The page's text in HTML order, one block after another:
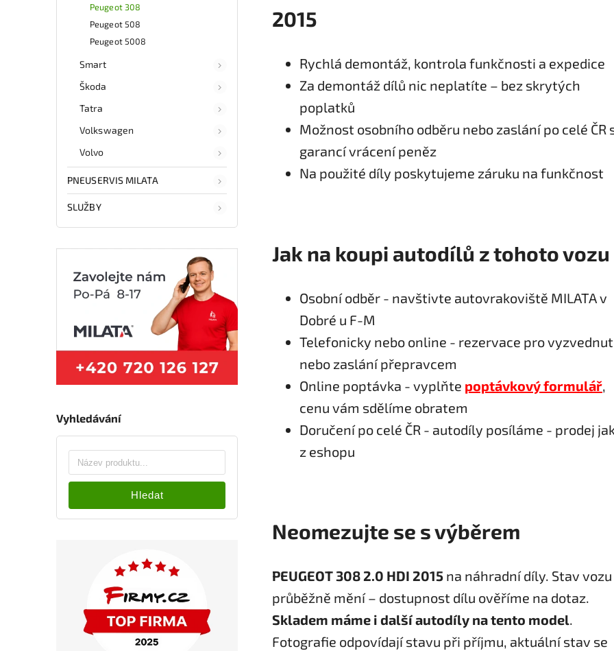
Peugeot 308
Peugeot 508
Peugeot 5008
Smart
Škoda
Tatra
Volkswagen
Volvo
PNEUSERVIS MILATA
SLUŽBY
Vyhledávání
Hledat
2015
Rychlá demontáž, kontrola funkčnosti a expedice
Za demontáž dílů nic neplatíte – bez skrytých
poplatků
Možnost osobního odběru nebo zaslání po celé ČR
garancí vrácení peněz
Na použité díly poskytujeme záruku na funkčnost
Jak na koupi autodílů z tohoto vozu
Osobní odběr - navštivte autovrakoviště MILATA v
Dobré u F-M
Telefonicky nebo online - rezervace pro
nebo zaslání přepravcem
Online poptávka - vyplňte poptávkový formulář,
cenu vám sdělíme obratem
Doručení po celé ČR - autodíly posíláme - prodej
z eshopu
Neomezujte se s výběrem
PEUGEOT 308 2.0 HDI 2015 na náhradní díly. Stav vozu
průběžně mění – dostupnost dílu ověříme na dotaz.
Skladem máme i další autodíly na tento model.
Fotografie odpovídají stavu při příjmu, aktuální stav se